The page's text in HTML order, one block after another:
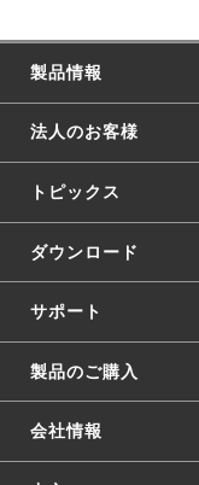
製品情報
法人のお客様
トピックス
ダウンロード
サポート
製品のご購入
会社情報